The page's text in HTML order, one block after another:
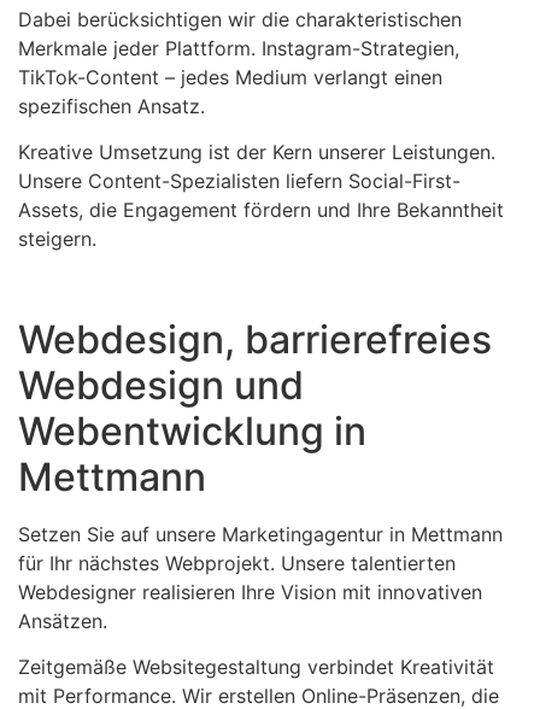
Dabei berücksichtigen wir die charakteristischen
Merkmale jeder Plattform. Instagram-Strategien,
TikTok-Content – jedes Medium verlangt einen
spezifischen Ansatz.
Kreative Umsetzung ist der Kern unserer Leistungen.
Unsere Content-Spezialisten liefern Social-First-
Assets, die Engagement fördern und Ihre Bekanntheit
steigern.
Webdesign, barrierefreies
Webdesign und
Webentwicklung in
Mettmann
Setzen Sie auf unsere Marketingagentur in Mettmann
für Ihr nächstes Webprojekt. Unsere talentierten
Webdesigner realisieren Ihre Vision mit innovativen
Ansätzen.
Zeitgemäße Websitegestaltung verbindet Kreativität
mit Performance. Wir erstellen Online-Präsenzen, die